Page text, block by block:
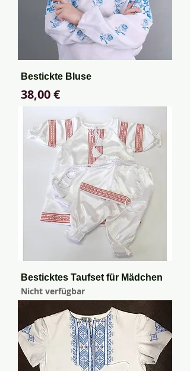
Bestickte Bluse
Preis
38,00 €
Besticktes Taufset für Mädchen
Nicht verfügbar